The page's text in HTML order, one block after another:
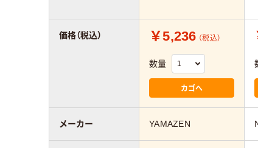
￥5,236 （税込）
数量
カゴへ
YAMAZEN
価格（税込）
メーカー